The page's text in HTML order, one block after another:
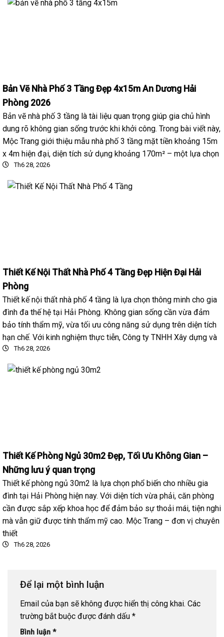
Bản Vẽ Nhà Phố 3 Tầng Đẹp 4x15m An Dương Hải
Phòng 2026
Bản vẽ nhà phố 3 tầng là tài liệu quan trọng giúp gia chủ hình
dung rõ không gian sống trước khi khởi công. Trong bài viết này,
Mộc Trang giới thiệu mẫu nhà phố 3 tầng mặt tiền khoảng 15m
x 4m hiện đại, diện tích sử dụng khoảng 170m² – một lựa chọn
Th6 28, 2026
Thiết Kế Nội Thất Nhà Phố 4 Tầng Đẹp Hiện Đại Hải
Phòng
Thiết kế nội thất nhà phố 4 tầng là lựa chọn thông minh cho gia
đình đa thế hệ tại Hải Phòng. Không gian sống cần vừa đảm
bảo tính thẩm mỹ, vừa tối ưu công năng sử dụng trên diện tích
hạn chế. Với kinh nghiệm thực tiễn, Công ty TNHH Xây dựng và
Th6 28, 2026
Thiết Kế Phòng Ngủ 30m2 Đẹp, Tối Ưu Không Gian –
Những lưu ý quan trọng
Thiết kế phòng ngủ 30m2 là lựa chọn phổ biến cho nhiều gia
đình tại Hải Phòng hiện nay. Với diện tích vừa phải, căn phòng
cần được sắp xếp khoa học để đảm bảo sự thoải mái, tiện nghi
mà vẫn giữ được tính thẩm mỹ cao. Mộc Trang – đơn vị chuyên
thiết
Th6 28, 2026
Để lại một bình luận
Email của bạn sẽ không được hiển thị công khai. Các
trường bắt buộc được đánh dấu *
Bình luận *